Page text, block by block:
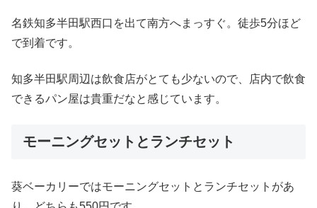
名鉄知多半田駅西口を出て南方へまっすぐ。徒歩5分ほど
で到着です。
知多半田駅周辺は飲食店がとても少ないので、店内で飲食
できるパン屋は貴重だなと感じています。
モーニングセットとランチセット
葵ベーカリーではモーニングセットとランチセットがあ